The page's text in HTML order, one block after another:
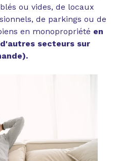
ou vides, de locaux
de parkings ou de
en monopropriété en
secteurs sur